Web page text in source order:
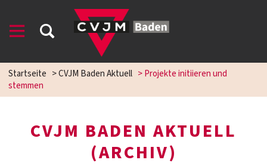
Startseite >CVJM Baden Aktuell >Projekte initiieren und
stemmen
CVJM BADEN AKTUELL
(ARCHIV)